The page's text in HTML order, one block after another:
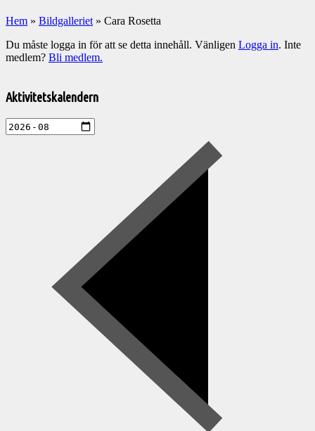
Hem » Bildgalleriet » Cara Rosetta
Du måste logga in för att se detta innehåll. Vänligen Logga in. Inte
medlem? Bli medlem.
till
aktiviteter
Aktivitetskalendern